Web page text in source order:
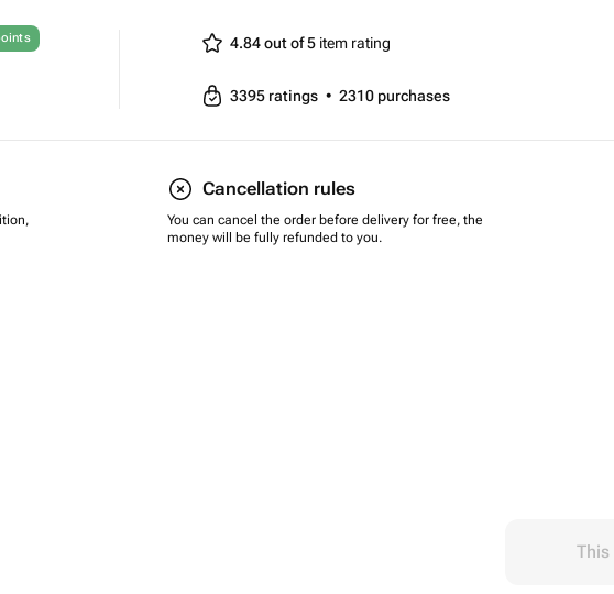
4.84 out of 5item rating
3395 ratings • 2310 purchases
Cancellation rules
You can cancel the order before delivery for free, the
money will be fully refunded to you.